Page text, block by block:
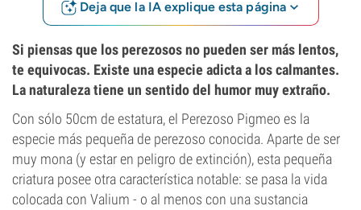
Deja que la IA explique esta página
Si piensas que los perezosos no pueden ser más lentos,
te equivocas. Existe una especie adicta a los calmantes.
La naturaleza tiene un sentido del humor muy extraño.
Con sólo 50cm de estatura, el Perezoso Pigmeo es la
especie más pequeña de perezoso conocida. Aparte de ser
muy mona (y estar en peligro de extinción), esta pequeña
criatura posee otra característica notable: se pasa la vida
colocada con Valium - o al menos con una sustancia